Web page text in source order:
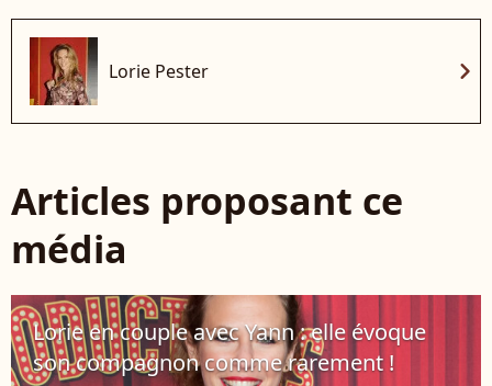
Lorie Pester chevron_right
Articles proposant ce
média
Lorie en couple avec Yann : elle évoque
son compagnon comme rarement !